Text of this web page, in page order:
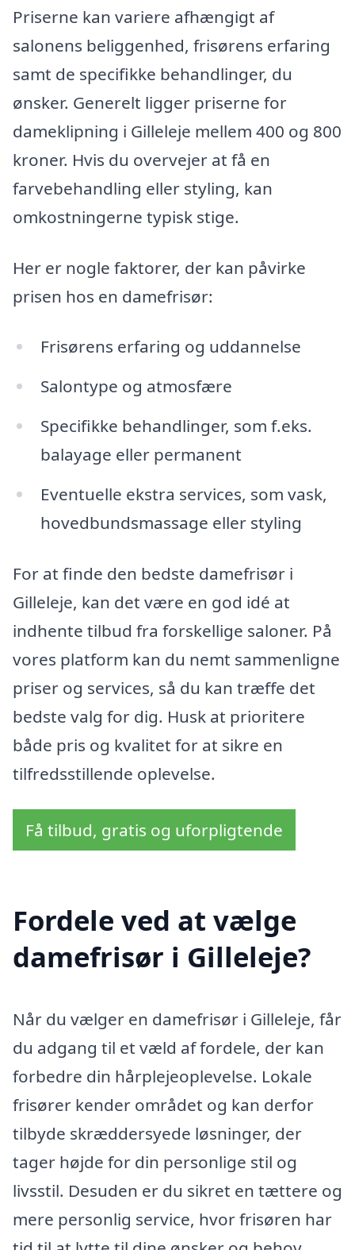
Priserne kan variere afhængigt af
salonens beliggenhed, frisørens erfaring
samt de specifikke behandlinger, du
ønsker. Generelt ligger priserne for
dameklipning i Gilleleje mellem 400 og 800
kroner. Hvis du overvejer at få en
farvebehandling eller styling, kan
omkostningerne typisk stige.
Her er nogle faktorer, der kan påvirke
prisen hos en damefrisør:
Frisørens erfaring og uddannelse
Salontype og atmosfære
Specifikke behandlinger, som f.eks.
balayage eller permanent
Eventuelle ekstra services, som vask,
hovedbundsmassage eller styling
For at finde den bedste damefrisør i
Gilleleje, kan det være en god idé at
indhente tilbud fra forskellige saloner. På
vores platform kan du nemt sammenligne
priser og services, så du kan træffe det
bedste valg for dig. Husk at prioritere
både pris og kvalitet for at sikre en
tilfredsstillende oplevelse.
Få tilbud, gratis og uforpligtende
Fordele ved at vælge
damefrisør i Gilleleje?
Når du vælger en damefrisør i Gilleleje, får
du adgang til et væld af fordele, der kan
forbedre din hårplejeoplevelse. Lokale
frisører kender området og kan derfor
tilbyde skræddersyede løsninger, der
tager højde for din personlige stil og
livsstil. Desuden er du sikret en tættere og
mere personlig service, hvor frisøren har